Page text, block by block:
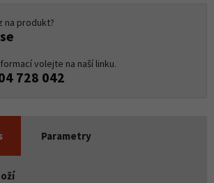
na produkt?
volejte na naší linku.
728 042
Parametry